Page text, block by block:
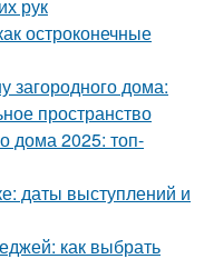
рук
остроконечные
загородного дома:
пространство
дома 2025: топ-
даты выступлений и
как выбрать